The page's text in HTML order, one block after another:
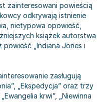
6-8 lat
6-8 lat
dla dzieci 6-8 lat
8 lat - książki
dzieci 6-8 lat
- poradniki
zainteresowani powieścią
odkrywają istnienie
nietypowa opowieść,
książek autorstwa
powieść „Indiana Jones i
zasługują
„Ekspedycja” oraz trzy
krwi”, „Niewinna